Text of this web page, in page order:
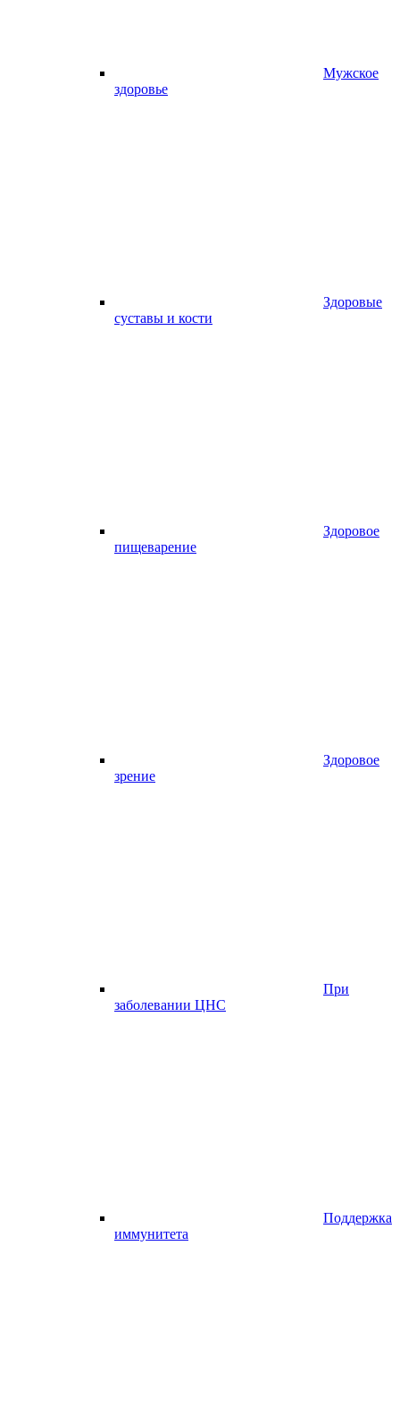
Мужское
здоровье
Здоровые
суставы и кости
Здоровое
пищеварение
Здоровое
зрение
При
заболевании ЦНС
Поддержка
иммунитета